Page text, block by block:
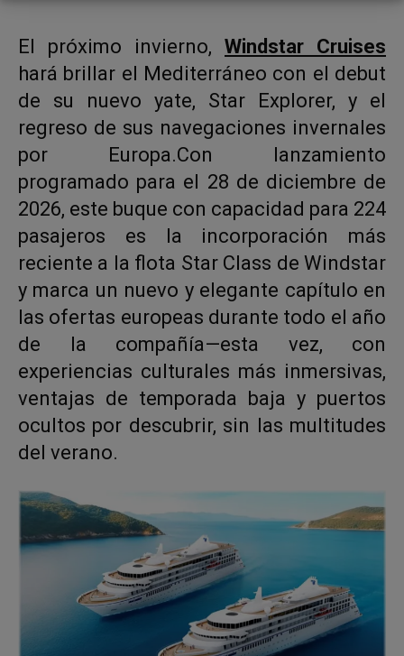
El próximo invierno, Windstar Cruises
hará brillar el Mediterráneo con el debut
de su nuevo yate, Star Explorer, y el
regreso de sus navegaciones invernales
por Europa.Con lanzamiento
programado para el 28 de diciembre de
2026, este buque con capacidad para 224
pasajeros es la incorporación más
reciente a la flota Star Class de Windstar
y marca un nuevo y elegante capítulo en
las ofertas europeas durante todo el año
de la compañía—esta vez, con
experiencias culturales más inmersivas,
ventajas de temporada baja y puertos
ocultos por descubrir, sin las multitudes
del verano.